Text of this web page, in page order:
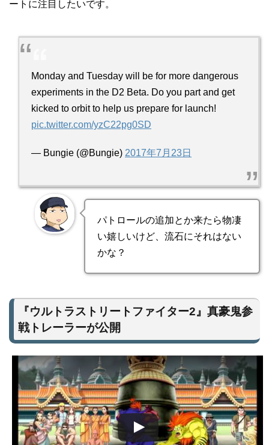
ートに注目したいです。
experiments in the D2 Beta. Do you part and get
kicked to orbit to help us prepare for launch!
pic.twitter.com/yzC22pg0SD
い嬉しいけど、流石にそれはない
かな？
『ウルトラストリートファイター2』真豪鬼参
戦トレーラーが公開
この動画を YouTube で視聴